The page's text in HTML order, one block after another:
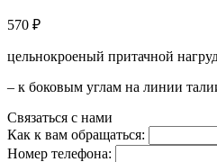
570 ₽
цельнокроеный притачной
– к боковым углам на линии
Связаться с нами
Как к вам обращаться:
Номер телефона: